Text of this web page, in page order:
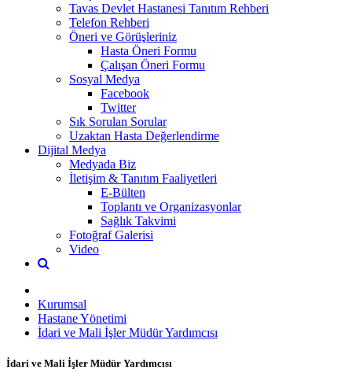
Tavas Devlet Hastanesi Tanıtım Rehberi
Telefon Rehberi
Öneri ve Görüşleriniz
Hasta Öneri Formu
Çalışan Öneri Formu
Sosyal Medya
Facebook
Twitter
Sık Sorulan Sorular
Uzaktan Hasta Değerlendirme
Dijital Medya
Medyada Biz
İletişim & Tanıtım Faaliyetleri
E-Bülten
Toplantı ve Organizasyonlar
Sağlık Takvimi
Fotoğraf Galerisi
Video
Kurumsal
Hastane Yönetimi
İdari ve Mali İşler Müdür Yardımcısı
İdari ve Mali İşler Müdür Yardımcısı